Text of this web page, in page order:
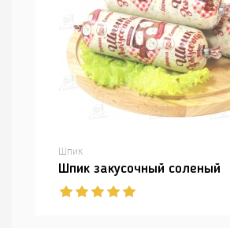
Шпик
Шпик закусочный соленый